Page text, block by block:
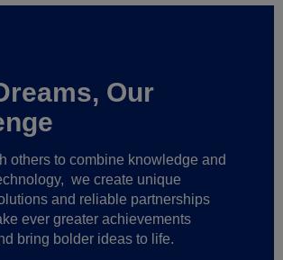
Our
others to combine knowledge and
we create unique
and reliable partnerships
ever greater achievements
bring bolder ideas to life.